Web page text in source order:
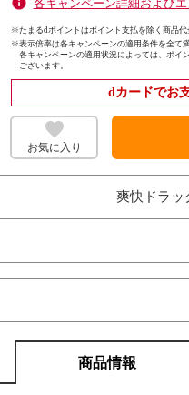
各キャンペーン詳細および
※たまるdポイントはポイント支払を除く商品代
※表示倍率は各キャンペーンの適用条件を全て
各キャンペーンの適用状況によっては、ポイ
ございます。
dカードでお
お気に入り
爽快ドラッ
商品情報